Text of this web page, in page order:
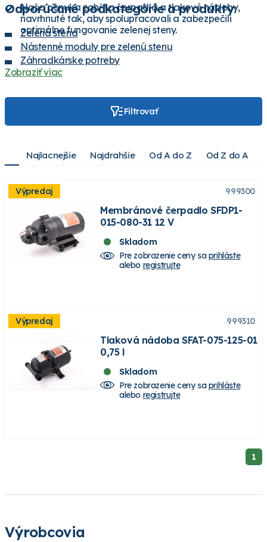
Naša ponuka zahŕňa čerpadlá a tlakové nádoby,
navrhnuté tak, aby spolupracovali a zabezpečili
optimálne fungovanie zelenej steny.
Odporúčané podkategórie a produkty:
Zelená stena
Nástenné moduly pre zelenú stenu
Záhradkárske potreby
Hnojivá
Zobraziť viac
Filtrovať
Najlacnejšie Najdrahšie Od A do Z Od Z do A
Výpredaj 999300
Membránové čerpadlo SFDP1-
015-080-31 12 V
Skladom
Pre zobrazenie ceny saprihláste
alebo registrujte
Výpredaj 999310
Tlaková nádoba SFAT-075-125-01
0,75 l
Skladom
Pre zobrazenie ceny saprihláste
alebo registrujte
1
Výrobcovia